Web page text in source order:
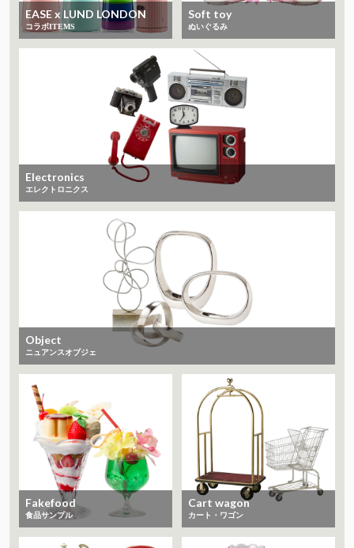
EASE x LUND LONDON
コラボITEMS
Soft toy
ぬいぐるみ
Electronics
エレクトロニクス
Object
ニュアンスオブジェ
Fakefood
食品サンプル
Cart wagon
カート・ワゴン